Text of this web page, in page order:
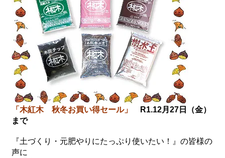
「木紅木 秋冬お買い得セール」 R1.12月27日（金）
まで
『土づくり・元肥やりにたっぷり使いたい！』の皆様の
声に